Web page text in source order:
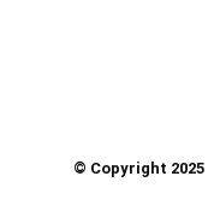
© Copyright 2025